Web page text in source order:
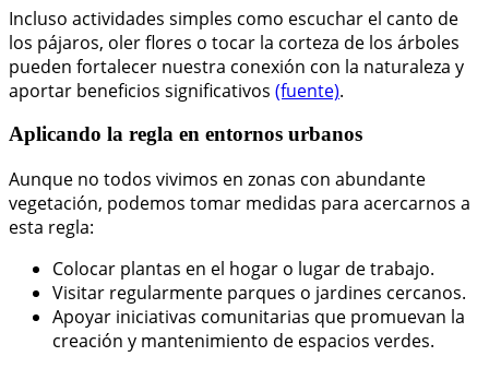
Incluso actividades simples como escuchar el canto de
los pájaros, oler flores o tocar la corteza de los árboles
pueden fortalecer nuestra conexión con la naturaleza y
aportar beneficios significativos (fuente).
Aplicando la regla en entornos urbanos
Aunque no todos vivimos en zonas con abundante
vegetación, podemos tomar medidas para acercarnos a
esta regla:
Colocar plantas en el hogar o lugar de trabajo.
Visitar regularmente parques o jardines cercanos.
Apoyar iniciativas comunitarias que promuevan la
creación y mantenimiento de espacios verdes.